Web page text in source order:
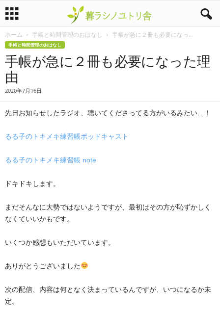
暮
ラ
ノ
ホーム 手帳と時間管理のおはなし 手帳が急に２冊も必要になっ...
手帳と時間管理のおはなし
手帳が急に２冊も必要になった理
由
2020年7月16日
先日お知らせしたラジオ、聴いてくださってる方がいるみたい…！
るる子のトキメキ練習帳ポッドキャスト
るる子のトキメキ練習帳 note
ドキドキします。
まだそんなに大勢ではないようですが、最初はその方が恥ずかしく
なくていいかもです。
いくつか感想もいただいています。
ありがとうございました
次の配信、内容は何となく決まっているんですが、いつになるか未
定。